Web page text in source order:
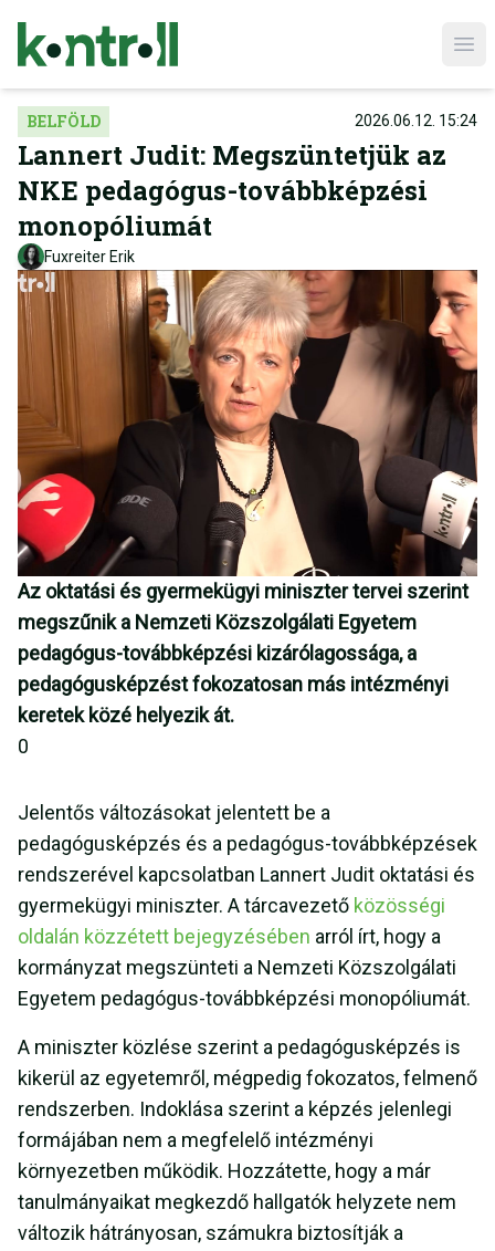
BELFÖLD 2026.06.12. 15:24
Lannert Judit: Megszüntetjük az
NKE pedagógus-továbbképzési
monopóliumát
Fuxreiter Erik
Az oktatási és gyermekügyi miniszter tervei szerint
megszűnik a Nemzeti Közszolgálati Egyetem
pedagógus-továbbképzési kizárólagossága, a
pedagógusképzést fokozatosan más intézményi
keretek közé helyezik át.
0
Jelentős változásokat jelentett be a
pedagógusképzés és a pedagógus-továbbképzések
rendszerével kapcsolatban Lannert Judit oktatási és
gyermekügyi miniszter. A tárcavezető közösségi
oldalán közzétett bejegyzésében arról írt, hogy a
kormányzat megszünteti a Nemzeti Közszolgálati
Egyetem pedagógus-továbbképzési monopóliumát.
A miniszter közlése szerint a pedagógusképzés is
kikerül az egyetemről, mégpedig fokozatos, felmenő
rendszerben. Indoklása szerint a képzés jelenlegi
formájában nem a megfelelő intézményi
környezetben működik. Hozzátette, hogy a már
tanulmányaikat megkezdő hallgatók helyzete nem
változik hátrányosan, számukra biztosítják a